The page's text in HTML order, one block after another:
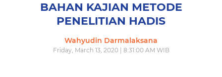
BAHAN KAJIAN METODE
PENELITIAN HADIS
Wahyudin Darmalaksana
Friday, March 13, 2020 | 8:31:00 AM WIB